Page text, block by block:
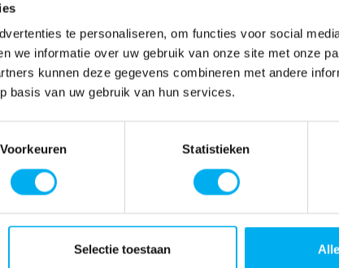
te personaliseren, om functies voor social
we informatie over uw gebruik van onze site met onze
kunnen deze gegevens combineren met andere
basis van uw gebruik van hun services.
Voorkeuren Statistieken
Selectie toestaan